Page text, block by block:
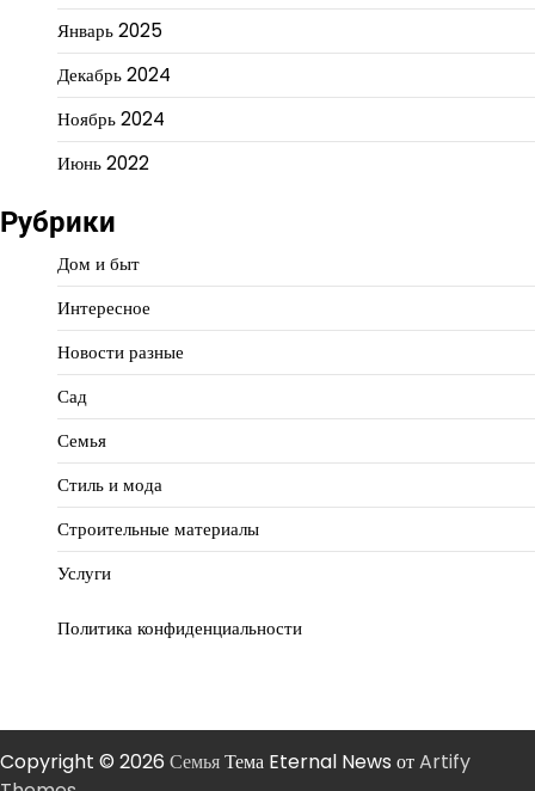
Январь 2025
Декабрь 2024
Ноябрь 2024
Июнь 2022
Рубрики
Дом и быт
Интересное
Новости разные
Сад
Семья
Стиль и мода
Строительные материалы
Услуги
Политика конфиденциальности
Copyright © 2026 СемьяТема Eternal News отArtify